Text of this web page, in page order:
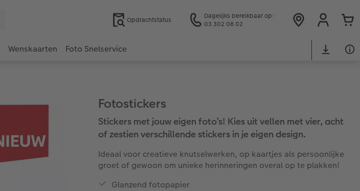
Opdrachtstatus
Dagelijks bereikbaar op:
03 302 08 02
Wenskaarten Foto Snelservice
Fotostickers
Stickers met jouw eigen foto’s! Kies uit vellen met vier, acht
of zestien verschillende stickers in je eigen design.
Ideaal voor creatieve knutselwerken, op kaartjes als persoonlijke
groet of gewoon om unieke herinneringen overal op te plakken!
Glanzend fotopapier